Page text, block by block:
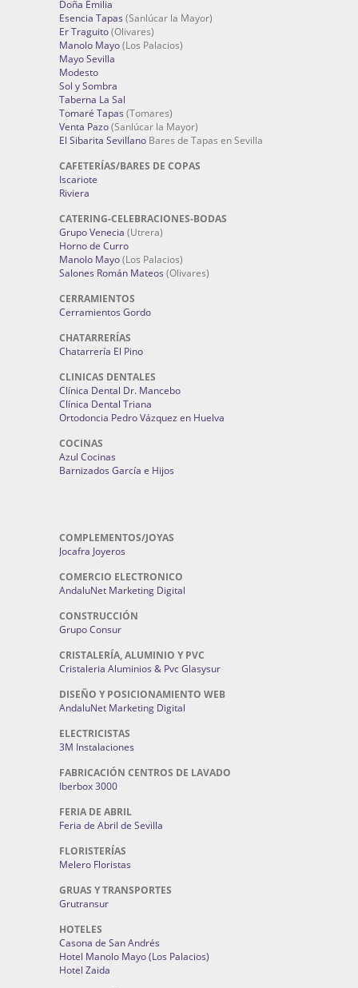
Doña Emilia
Esencia Tapas (Sanlúcar la Mayor)
Er Traguito(Olivares)
Manolo Mayo(Los Palacios)
Mayo Sevilla
Modesto
Sol y Sombra
Taberna La Sal
Tomaré Tapas (Tomares)
Venta Pazo(Sanlúcar la Mayor)
El Sibarita Sevillano Bares de Tapas en Sevilla
CAFETERÍAS/BARES DE COPAS
Iscariote
Riviera
CATERING-CELEBRACIONES-BODAS
Grupo Venecia (Utrera)
Horno de Curro
Manolo Mayo(Los Palacios)
Salones Román Mateos (Olivares)
CERRAMIENTOS
Cerramientos Gordo
CHATARRERÍAS
Chatarrería El Pino
CLINICAS DENTALES
Clínica Dental Dr. Mancebo
Clínica Dental Triana
Ortodoncia Pedro Vázquez en Huelva
COCINAS
Azul Cocinas
Barnizados García e Hijos
COMPLEMENTOS/JOYAS
Jocafra Joyeros
COMERCIO ELECTRONICO
AndaluNet Marketing Digital
CONSTRUCCIÓN
Grupo Consur
CRISTALERÍA, ALUMINIO Y PVC
Cristaleria Aluminios & Pvc Glasysur
DISEÑO Y POSICIONAMIENTO WEB
AndaluNet Marketing Digital
ELECTRICISTAS
3M Instalaciones
FABRICACIÓN CENTROS DE LAVADO
Iberbox 3000
FERIA DE ABRIL
Feria de Abril de Sevilla
FLORISTERÍAS
Melero Floristas
GRUAS Y TRANSPORTES
Grutransur
HOTELES
Casona de San Andrés
Hotel Manolo Mayo (Los Palacios)
Hotel Zaida